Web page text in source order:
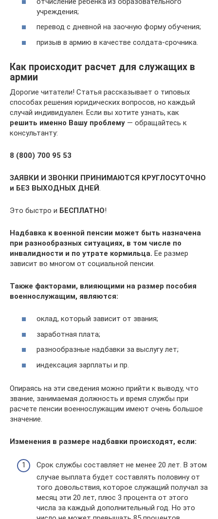
учреждения;
перевод с дневной на заочную форму обучения;
призыв в армию в качестве солдата-срочника.
Как происходит расчет для служащих в
армии
Дорогие читатели! Статья рассказывает о типовых
способах решения юридических вопросов, но каждый
случай индивидуален. Если вы хотите узнать, как
решить именно Вашу проблему — обращайтесь к
консультанту:
8 (800) 700 95 53
ЗАЯВКИ И ЗВОНКИ ПРИНИМАЮТСЯ КРУГЛОСУТОЧНО
и БЕЗ ВЫХОДНЫХ ДНЕЙ.
Это быстро и БЕСПЛАТНО!
Надбавка к военной пенсии может быть назначена
при разнообразных ситуациях, в том числе по
инвалидности и по утрате кормильца. Ее размер
зависит во многом от социальной пенсии.
Также факторами, влияющими на размер пособия
военнослужащим, являются:
оклад, который зависит от звания;
заработная плата;
разнообразные надбавки за выслугу лет;
индексация зарплаты и пр.
Опираясь на эти сведения можно прийти к выводу, что
звание, занимаемая должность и время службы при
расчете пенсии военнослужащим имеют очень большое
значение.
Изменения в размере надбавки происходят, если:
Срок службы составляет не менее 20 лет. В этом
случае выплата будет составлять половину от
того довольствия, которое служащий получал за
месяц эти 20 лет, плюс 3 процента от этого
числа за каждый дополнительный год. Но это